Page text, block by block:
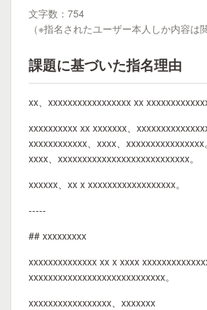
文字数：754
（※指名されたユーザー本人しか内容は
課題に基づいた指名理由
xx、xxxxxxxxxxxxxxxxx xx
xxxxxxxxxx xx xxxxxxx、
xxxxxxxxxxxx、xxxx、xxxxxxxxxxxxxxxx。
xxxx、xxxxxxxxxxxxxxxxxxxxxxxxxxx。
xxxxxx、xx x xxxxxxxxxxxxxxxxxx。
-----
## xxxxxxxxx
xxxxxxxxxxxxxx xx x xxxx
xxxxxxxxxxxxxxxxxxxxxxxxxxxx。
xxxxxxxxxxxxxxxxx、xxxxxxx